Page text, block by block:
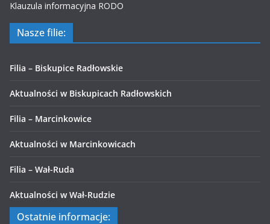
Klauzula informacyjna RODO
Nasze filie:
Filia – Biskupice Radłowskie
Aktualności w Biskupicach Radłowskich
Filia – Marcinkowice
Aktualności w Marcinkowicach
Filia – Wał-Ruda
Aktualności w Wał-Rudzie
Ostatnie informacje: